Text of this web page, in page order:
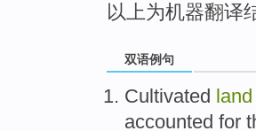
以上为机器翻译
双语例句
Cultivated land
accounted for